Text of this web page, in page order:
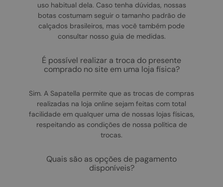
uso habitual dela. Caso tenha dúvidas, nossas
botas costumam seguir o tamanho padrão de
calçados brasileiros, mas você também pode
consultar nosso guia de medidas.
é possível realizar a troca do presente
comprado no site em uma loja física?
Sim. A Sapatella permite que as trocas de compras
realizadas na loja online sejam feitas com total
facilidade em qualquer uma de nossas lojas físicas,
respeitando as condições de nossa política de
trocas.
quais são as opções de pagamento
disponíveis?